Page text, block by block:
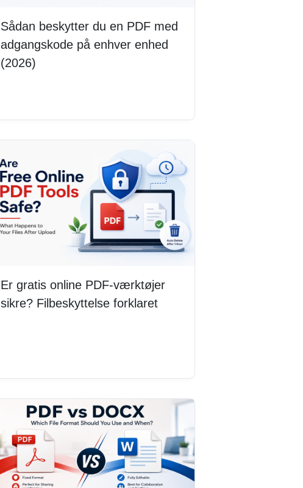
Sådan beskytter du en PDF med
adgangskode på enhver enhed
(2026)
Er gratis online PDF-værktøjer
sikre? Filbeskyttelse forklaret